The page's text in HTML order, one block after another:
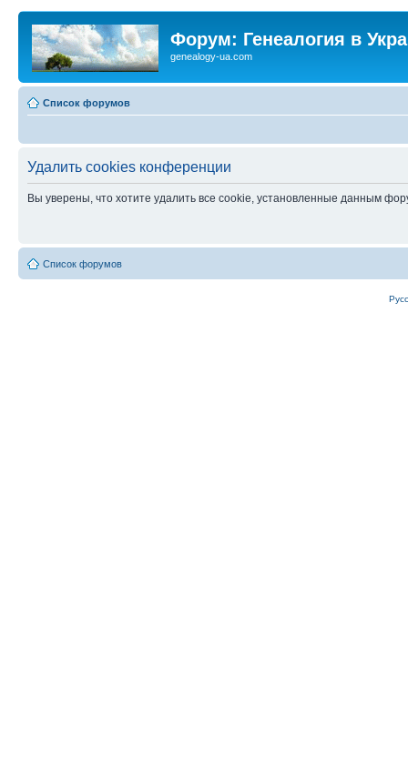
Форум: Генеалогия в
genealogy-ua.com
Список форумов
Удалить cookies конференции
Вы уверены, что хотите удалить все cookie, установленные данным
Список форумов